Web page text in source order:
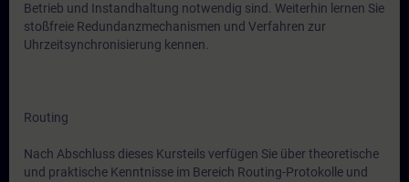
Betrieb und Instandhaltung notwendig sind. Weiterhin lernen Sie
stoßfreie Redundanzmechanismen und Verfahren zur
Uhrzeitsynchronisierung kennen.
Routing
Nach Abschluss dieses Kursteils verfügen Sie über theoretische
und praktische Kenntnisse im Bereich Routing-Protokolle und